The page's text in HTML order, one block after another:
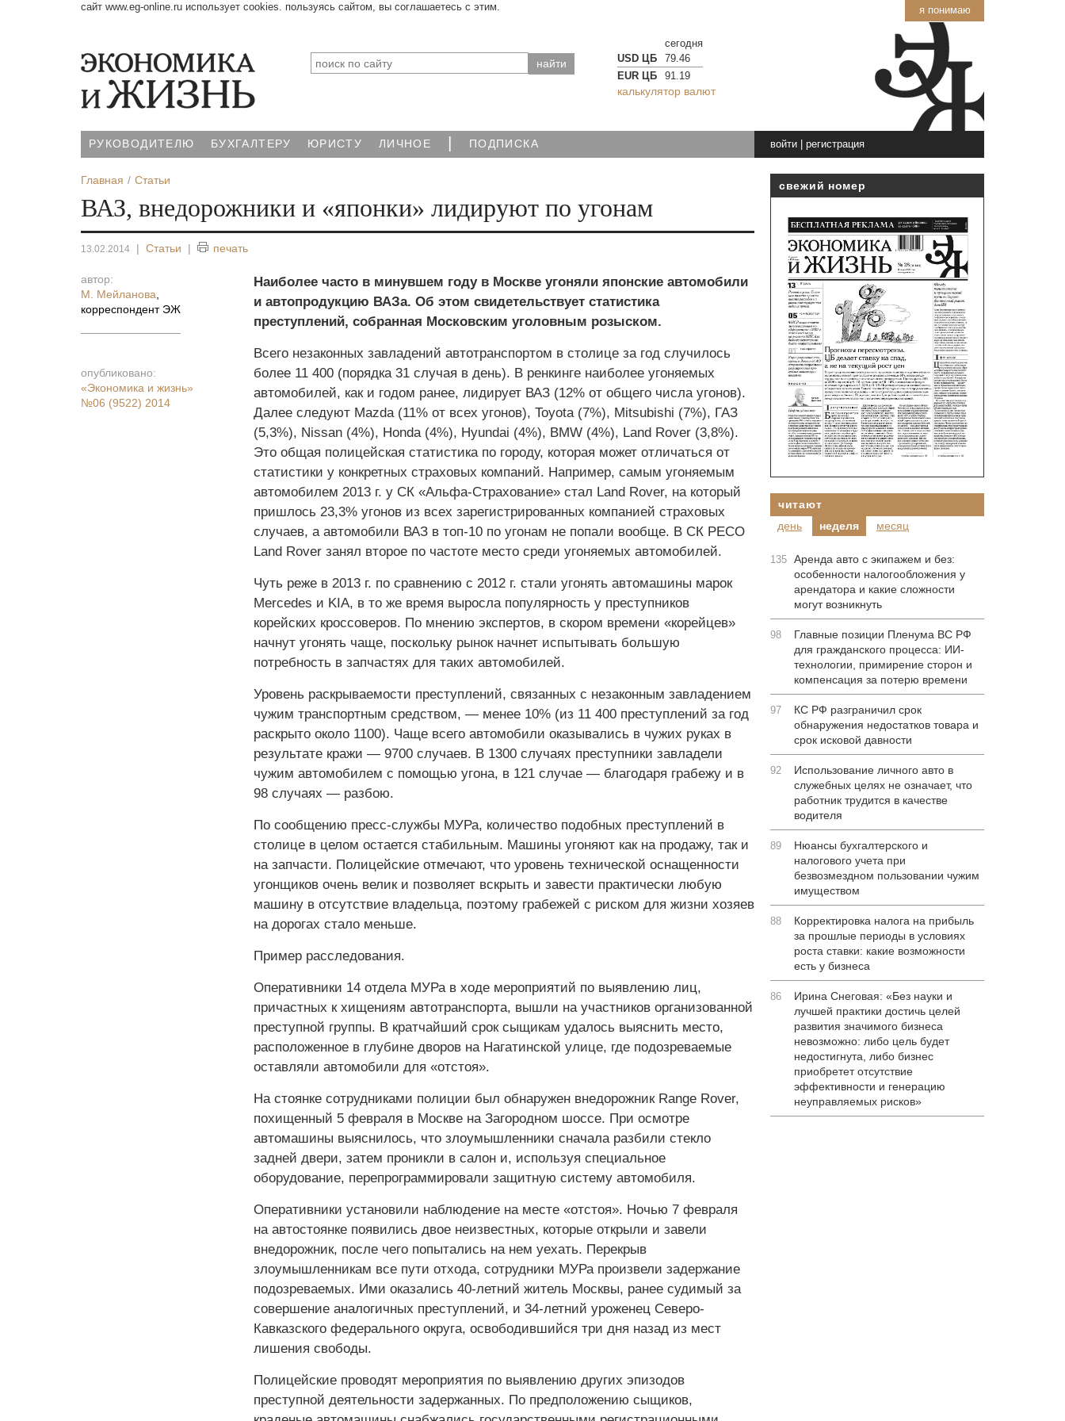
я понимаю
сайт www.eg-online.ru использует cookies. пользуясь сайтом, вы соглашаетесь с этим.
сегодня
USD ЦБ
79.46
EUR ЦБ
91.19
калькулятор валют
РУКОВОДИТЕЛЮ БУХГАЛТЕРУ ЮРИСТУ ЛИЧНОЕ | ПОДПИСКА войти| регистрация
Главная Статьи
ВАЗ, внедорожники и «японки» лидируют по угонам
13.02.2014 | Статьи | печать
автор:
М. Мейланова
корреспондент ЭЖ
опубликовано:
«Экономика и жизнь»
№06 (9522) 2014
Наиболее часто в минувшем году в Москве угоняли японские автомобили
и автопродукцию ВАЗа. Об этом свидетельствует статис­тика
преступлений, собранная Московским уголовным розыском.
Всего незаконных завладений автотранспортом в столице за год случилось
более 11 400 (порядка 31 случая в день). В ренкинге наиболее угоняемых
автомобилей, как и годом ранее, лидирует ВАЗ (12% от общего числа угонов).
Далее следуют Mazda (11% от всех угонов), Toyota (7%), Mitsubishi (7%), ГАЗ
(5,3%), Nissan (4%), Honda (4%), Hyundai (4%), BMW (4%), Land Rover (3,8%).
Это общая полицейская статистика по городу, которая может отличаться от
статистики у конкретных страховых компаний. Например, самым угоняемым
автомобилем 2013 г. у СК «Альфа-Страхование» стал Land Rover, на который
пришлось 23,3% угонов из всех зарегистрированных компанией страховых
случаев, а автомобили ВАЗ в топ-10 по угонам не попали вообще. В СК ­РЕСО
Land Rover занял второе по частоте место среди угоняемых автомобилей.
Чуть реже в 2013 г. по сравнению с 2012 г. стали угонять автомашины марок
Mercedes и KIA, в то же время выросла популярность у преступников
корейских кроссоверов. По мнению экспертов, в скором времени «корейцев»
начнут угонять чаще, поскольку рынок начнет испытывать большую
потребность в запчастях для таких автомобилей.
Уровень раскрываемости преступлений, связанных с незаконным завладением
чужим транспортным средством, — менее 10% (из 11 400 преступлений за год
раскрыто около 1100). Чаще всего автомобили оказывались в чужих руках в
результате кражи — 9700 случаев. В 1300 случаях преступники завладели
чужим автомобилем с помощью угона, в 121 случае — благодаря грабежу и в
98 случаях — разбою.
По сообщению пресс-службы МУРа, количество подобных преступлений в
столице в целом остается стабильным. Машины угоняют как на продажу, так и
на запчасти. Полицейские отмечают, что уровень технической оснащенности
угонщиков очень велик и позволяет вскрыть и завести практически любую
машину в отсутствие владельца, поэтому грабежей с риском для жизни хозяев
на дорогах стало меньше.
Пример расследования.
Оперативники 14 отдела ­МУРа в ходе мероприятий по выявлению лиц,
причастных к хищениям автотранспорта, вышли на участников организованной
преступной группы. В кратчайший срок сыщикам удалось выяснить место,
расположенное в глубине дворов на Нагатинской улице, где подозреваемые
оставляли автомобили для «отстоя».
На стоянке сотрудниками полиции был обнаружен внедорожник Range Rover,
похищенный 5 февраля в Москве на Загородном шоссе. При осмотре
автомашины выяснилось, что злоумышленники сначала разбили стекло
задней двери, затем проникли в салон и, используя специальное
оборудование, перепрограммировали защитную систему автомобиля.
Оперативники установили наблюдение на месте «отстоя». Ночью 7 февраля
на автостоянке появились двое неизвестных, которые открыли и завели
внедорожник, после чего попытались на нем уехать. Перекрыв
злоумышленникам все пути отхода, сотрудники МУРа произвели задержание
подозреваемых. Ими оказались 40-летний житель Москвы, ранее судимый за
совершение аналогичных преступлений, и 34-летний уроженец Северо-
Кавказского федерального округа, освободившийся три дня назад из мест
лишения свободы.
Полицейские проводят мероприятия по выявлению других эпизодов
преступной деятельности задержанных. По предположению сыщиков,
свежий номер
читают
день
неделя месяц
135 Аренда авто с экипажем и без:
особенности налогообложения у
арендатора и какие сложности
могут возникнуть
98
Главные позиции Пленума ВС РФ
для гражданского процесса: ИИ-
технологии, примирение сторон и
компенсация за потерю времени
97
КС РФ разграничил срок
обнаружения недостатков товара и
срок исковой давности
92
Использование личного авто в
служебных целях не означает, что
работник трудится в качестве
водителя
89
Нюансы бухгалтерского и
налогового учета при
безвозмездном пользовании чужим
имуществом
88
Корректировка налога на прибыль
за прошлые периоды в условиях
роста ставки: какие возможности
есть у бизнеса
86
Ирина Снеговая: «Без науки и
лучшей практики достичь целей
развития значимого бизнеса
невозможно: либо цель будет
недостигнута, либо бизнес
приобретет отсутствие
эффективности и генерацию
неуправляемых рисков»